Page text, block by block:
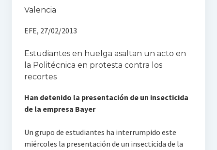
Valencia
EFE, 27/02/2013
Estudiantes en huelga asaltan un acto en
la Politécnica en protesta contra los
recortes
Han detenido la presentación de un insecticida
de la empresa Bayer
Un grupo de estudiantes ha interrumpido este
miércoles la presentación de un insecticida de la